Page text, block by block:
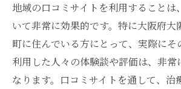
地域の口コミサイトを利用することは
いて非常に効果的です。特に大阪府大
町に住んでいる方にとって、実際にそ
利用した人々の体験談や評価は、非常
なります。口コミサイトを通して、治